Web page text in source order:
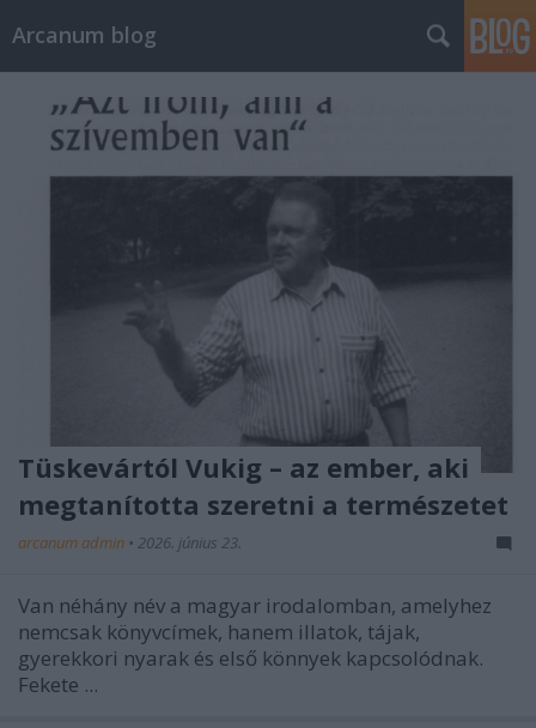
Arcanum blog
Tüskevártól Vukig – az ember, aki
megtanította szeretni a természetet
arcanum admin • 2026. június 23.
Van néhány név a magyar irodalomban, amelyhez
nemcsak könyvcímek, hanem illatok, tájak,
gyerekkori nyarak és első könnyek kapcsolódnak.
Fekete ...